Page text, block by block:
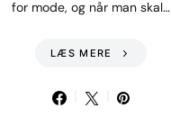
for mode, og når man skal…
LÆS MERE